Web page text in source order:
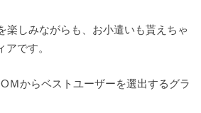
楽しみながらも、お小遣いも貰えちゃ
です。
Ｍからベストユーザーを選出するグラ